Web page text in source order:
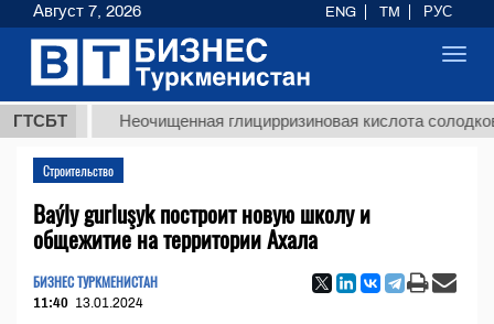
ГТСБТНеочищенная глицирризиновая кислота солодкового
Строительство
Baýly gurluşyk построит новую школу и
общежитие на территории Ахала
БИЗНЕС ТУРКМЕНИСТАН
11:40 13.01.2024
Август 7, 2026 ENG TM РУС